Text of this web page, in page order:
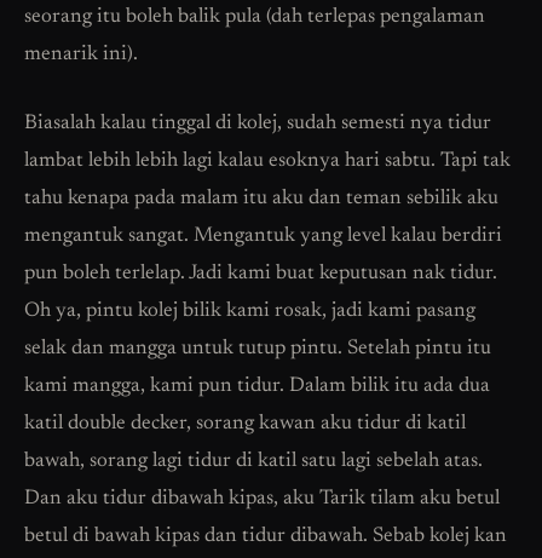
seorang itu boleh balik pula (dah terlepas pengalaman
menarik ini).
Biasalah kalau tinggal di kolej, sudah semesti nya tidur
lambat lebih lebih lagi kalau esoknya hari sabtu. Tapi tak
tahu kenapa pada malam itu aku dan teman sebilik aku
mengantuk sangat. Mengantuk yang level kalau berdiri
pun boleh terlelap. Jadi kami buat keputusan nak tidur.
Oh ya, pintu kolej bilik kami rosak, jadi kami pasang
selak dan mangga untuk tutup pintu. Setelah pintu itu
kami mangga, kami pun tidur. Dalam bilik itu ada dua
katil double decker, sorang kawan aku tidur di katil
bawah, sorang lagi tidur di katil satu lagi sebelah atas.
Dan aku tidur dibawah kipas, aku Tarik tilam aku betul
betul di bawah kipas dan tidur dibawah. Sebab kolej kan